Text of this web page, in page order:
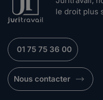
le droit plus
01 75 75 36 00
Nous contacter